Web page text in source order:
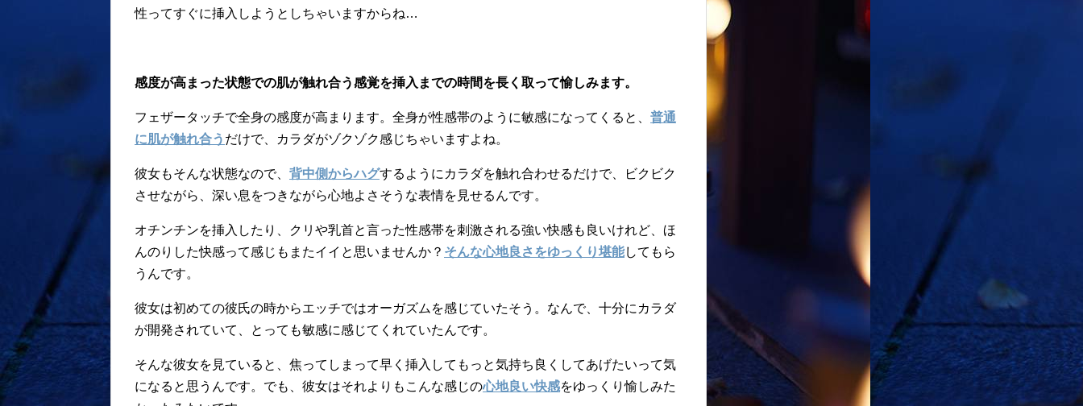
性ってすぐに挿入しようとしちゃいますからね…
感度が高まった状態での肌が触れ合う感覚を挿入までの時間を長く取って愉しみます。
フェザータッチで全身の感度が高まります。全身が性感帯のように敏感になってくると、 普通
に肌が触れ合う だけで、カラダがゾクゾク感じちゃいますよね。
彼女もそんな状態なので、 背中側からハグするようにカラダを触れ合わせるだけで、ビクビク
させながら、深い息をつきながら心地よさそうな表情を見せるんです。
オチンチンを挿入したり、クリや乳首と言った性感帯を刺激される強い快感も良いけれど、ほ
んのりした快感って感じもまたイイと思いませんか？ そんな心地良さをゆっくり堪能してもら
うんです。
彼女は初めての彼氏の時からエッチではオーガズムを感じていたそう。なんで、十分にカラダ
が開発されていて、とっても敏感に感じてくれていたんです。
そんな彼女を見ていると、焦ってしまって早く挿入してもっと気持ち良くしてあげたいって気
になると思うんです。でも、彼女はそれよりもこんな感じの心地良い快感をゆっくり愉しみた